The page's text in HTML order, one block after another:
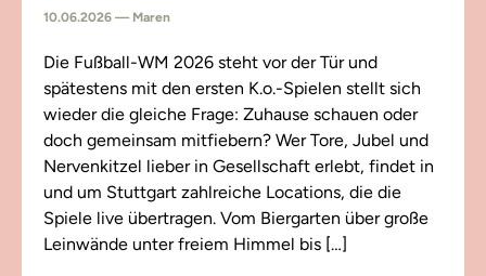
10.06.2026 — Maren
Die Fußball-WM 2026 steht vor der Tür und
spätestens mit den ersten K.o.-Spielen stellt sich
wieder die gleiche Frage: Zuhause schauen oder
doch gemeinsam mitfiebern? Wer Tore, Jubel und
Nervenkitzel lieber in Gesellschaft erlebt, findet in
und um Stuttgart zahlreiche Locations, die die
Spiele live übertragen. Vom Biergarten über große
Leinwände unter freiem Himmel bis […]